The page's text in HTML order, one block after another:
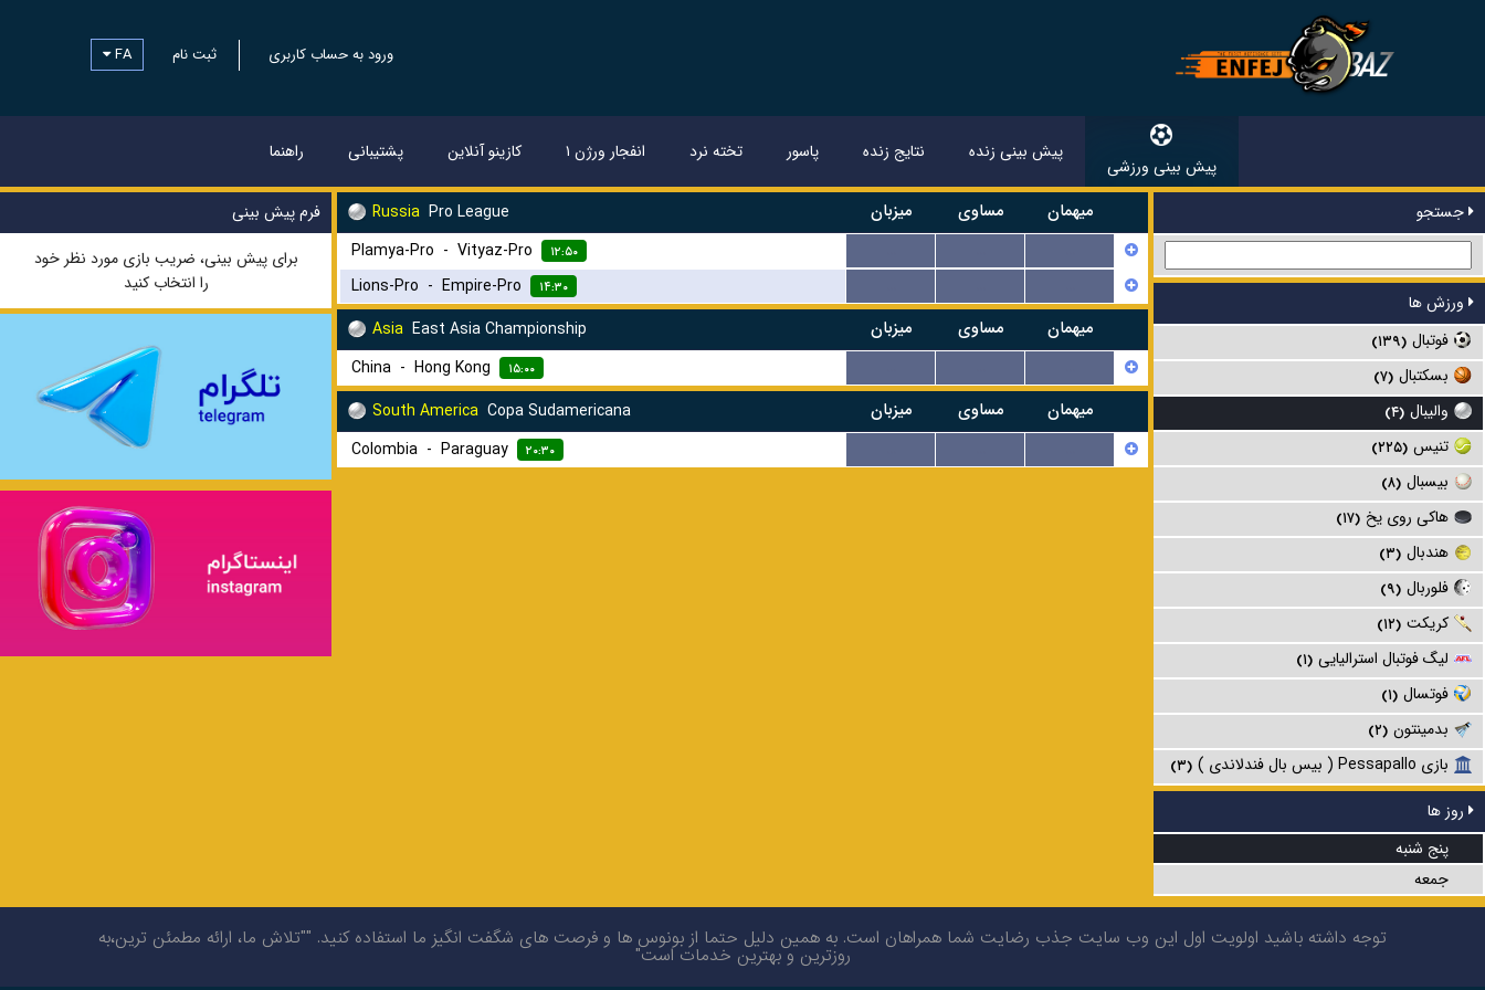
ورود به حساب کاربری ثبت نام FA
پیش بینی ورزشی
پیش بینی زنده نتایج زنده پاسور تخته نرد انفجار ورژن ۱ کازینو آنلاین پشتیبانی راهنما
جستجو
ورزش ها
فوتبال (۱۳۹)
بسکتبال (۷)
والیبال (۴)
تنیس (۲۲۵)
بیسبال (۸)
هاکی روی یخ (۱۷)
هندبال (۳)
فلوربال (۹)
کریکت (۱۲)
لیگ فوتبال استرالیایی (۱)
فوتسال (۱)
بدمینتون (۲)
بازی Pessapallo ( بیس بال فندلاندی ) (۳)
روز ها
پنج شنبه
جمعه
Russia Pro League میزبان مساوی
میهمان
Plamya-Pro - Vityaz-Pro ۱۲:۵۰
Lions-Pro - Empire-Pro ۱۴:۳۰
Asia East Asia Championship میزبان مساوی
میهمان
China - Hong Kong ۱۵:۰۰
South America Copa Sudamericana میزبان مساوی
میهمان
Colombia - Paraguay ۲۰:۳۰
فرم پیش بینی
برای پیش بینی، ضریب بازی مورد نظر خود
را انتخاب کنید
توجه داشته باشید اولویت اول این وب سایت جذب رضایت شما همراهان است. به همین دلیل حتما از بونوس ها و فرصت های شگفت انگیز ما استفاده کنید. ""تلاش ما، ارائه مطمئن ترین،به
روزترین و بهترین خدمات است"